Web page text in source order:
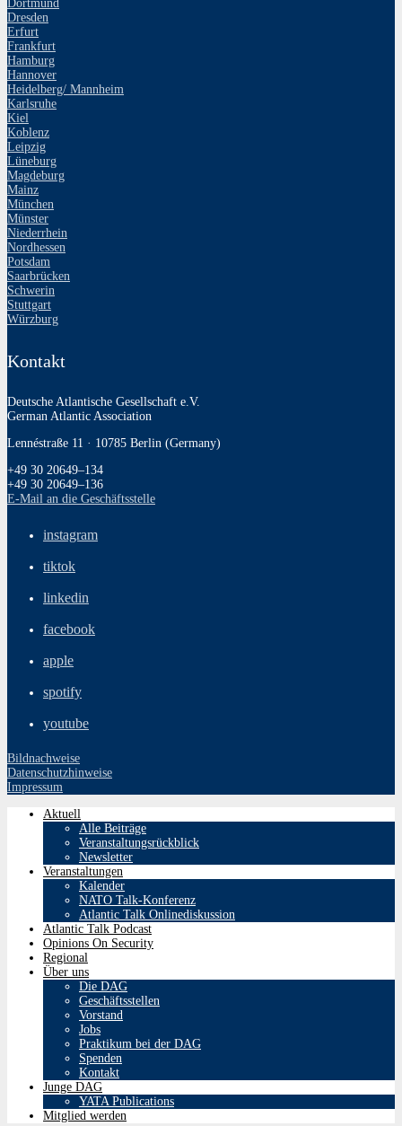
Dortmund
Dresden
Erfurt
Frankfurt
Hamburg
Hannover
Heidelberg/ Mannheim
Karlsruhe
Kiel
Koblenz
Leipzig
Lüneburg
Magdeburg
Mainz
München
Münster
Niederrhein
Nordhessen
Potsdam
Saarbrücken
Schwerin
Stuttgart
Würzburg
Kontakt
Deutsche Atlantische Gesellschaft e.V.
German Atlantic Association
Lennéstraße 11 · 10785 Berlin (Germany)
+49 30 20649–134
+49 30 20649–136
E‑Mail an die Geschäftsstelle
instagram
tiktok
linkedin
facebook
apple
spotify
youtube
Bildnachweise
Datenschutzhinweise
Impressum
Aktuell
Alle Beiträge
Veranstaltungsrückblick
Newsletter
Veranstaltungen
Kalender
NATO Talk-Konferenz
Atlantic Talk Onlinediskussion
Atlantic Talk Podcast
Opinions On Security
Regional
Über uns
Die DAG
Geschäftsstellen
Vorstand
Jobs
Praktikum bei der DAG
Spenden
Kontakt
Junge DAG
YATA Publications
Mitglied werden